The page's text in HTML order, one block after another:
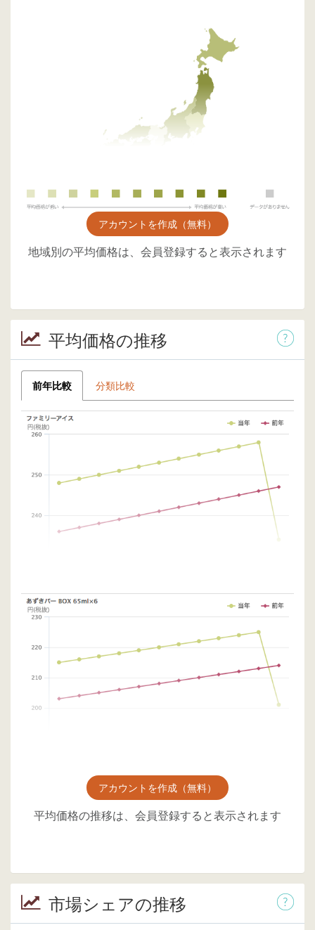
アカウントを作成（無料）
地域別の平均価格は、会員登録すると表示されます
平均価格の推移
前年比較 分類比較
アカウントを作成（無料）
平均価格の推移は、会員登録すると表示されます
市場シェアの推移